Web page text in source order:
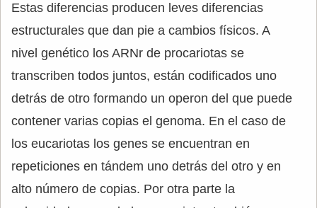
Estas diferencias producen leves diferencias
estructurales que dan pie a cambios físicos. A
nivel genético los ARNr de procariotas se
transcriben todos juntos, están codificados uno
detrás de otro formando un operon del que puede
contener varias copias el genoma. En el caso de
los eucariotas los genes se encuentran en
repeticiones en tándem uno detrás del otro y en
alto número de copias. Por otra parte la